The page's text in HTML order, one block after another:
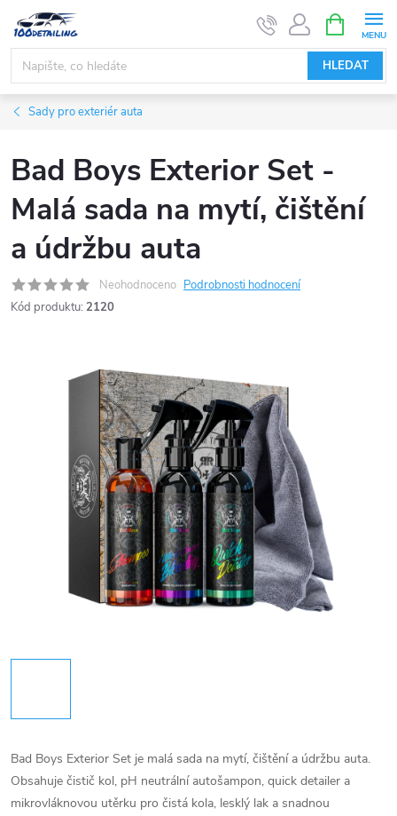
obsah
HLEDAT
NÁKUPNÍ
KOŠÍK
Sady pro exteriér auta
Bad Boys Exterior Set -
Malá sada na mytí, čištění
a údržbu auta
Neohodnoceno Podrobnosti hodnocení
Kód produktu: 2120
Bad Boys Exterior Set je malá sada na mytí, čištění a údržbu auta.
Obsahuje čistič kol, pH neutrální autošampon, quick detailer a
mikrovláknovou utěrku pro čistá kola, lesklý lak a snadnou